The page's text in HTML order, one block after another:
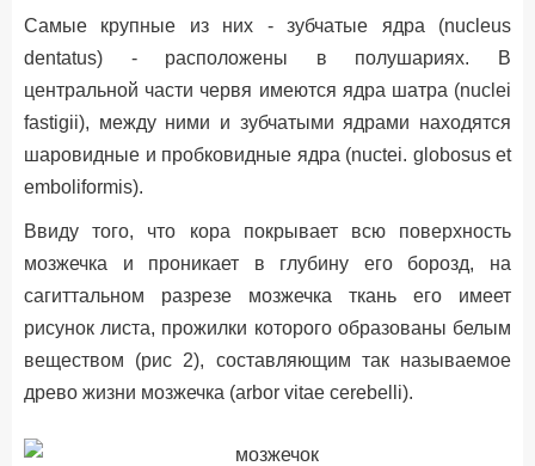
Самые крупные из них - зубчатые ядра (nucleus
dentatus) - расположены в полушариях. В
центральной части червя имеются ядра шатра (nuclei
fastigii), между ними и зубчатыми ядрами находятся
шаровидные и пробковидные ядра (nuctei. globosus et
emboliformis).
Ввиду того, что кора покрывает всю поверхность
мозжечка и проникает в глубину его борозд, на
сагиттальном разрезе мозжечка ткань его имеет
рисунок листа, прожилки которого образованы белым
веществом (рис 2), составляющим так называемое
древо жизни мозжечка (arbor vitae cerebelli).